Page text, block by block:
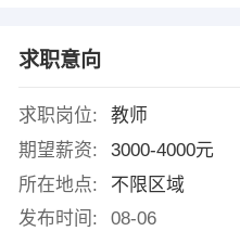
求职意向
求职岗位:
教师
期望薪资:
3000-4000元
所在地点:
不限区域
发布时间:
08-06